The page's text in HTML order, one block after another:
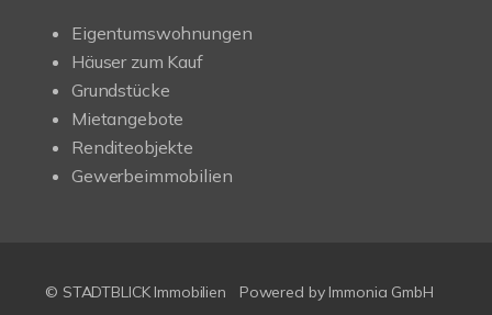
Eigentumswohnungen
Häuser zum Kauf
Grundstücke
Mietangebote
Renditeobjekte
Gewerbeimmobilien
© STADTBLICK Immobilien Powered by Immonia GmbH